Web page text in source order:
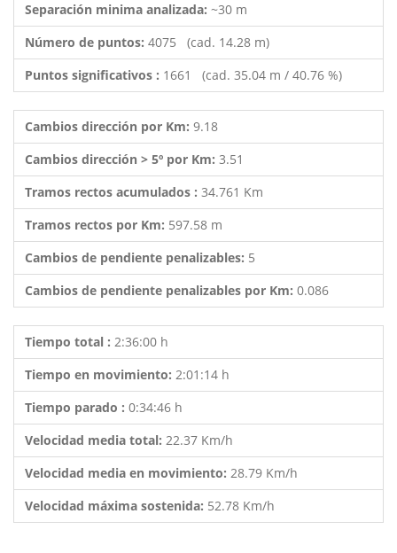
Separación minima analizada: ~30 m
Número de puntos: 4075 (cad. 14.28 m)
Puntos significativos : 1661 (cad. 35.04 m / 40.76 %)
Cambios dirección por Km: 9.18
Cambios dirección > 5º por Km: 3.51
Tramos rectos acumulados : 34.761 Km
Tramos rectos por Km: 597.58 m
Cambios de pendiente penalizables: 5
Cambios de pendiente penalizables por Km: 0.086
Tiempo total : 2:36:00 h
Tiempo en movimiento: 2:01:14 h
Tiempo parado : 0:34:46 h
Velocidad media total: 22.37 Km/h
Velocidad media en movimiento: 28.79 Km/h
Velocidad máxima sostenida: 52.78 Km/h